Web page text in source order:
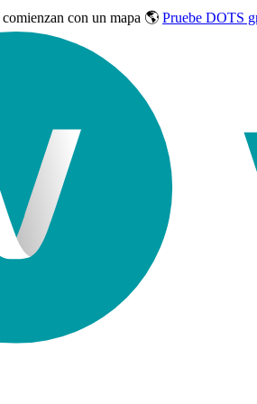
comienzan con un mapa 🌎 Pruebe DOTS